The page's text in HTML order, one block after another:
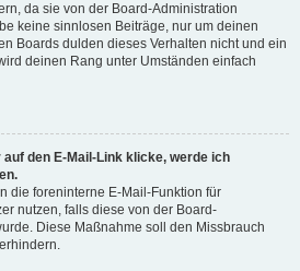
da sie von der Board-Administration
keine sinnlosen Beiträge, nur um deinen
Boards dulden dieses Verhalten nicht und ein
deinen Rang unter Umständen einfach
den E-Mail-Link klicke, werde ich
die foreninterne E-Mail-Funktion für
nutzen, falls diese von der Board-
Diese Maßnahme soll den Missbrauch